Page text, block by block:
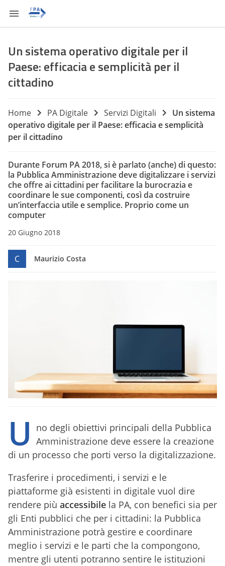
Un sistema operativo digitale per il
Paese: efficacia e semplicità per il
cittadino
Home PA Digitale Servizi Digitali
Un sistema
operativo digitale per il Paese: efficacia e semplicità
per il cittadino
Durante Forum PA 2018, si è parlato (anche) di questo:
la Pubblica Amministrazione deve digitalizzare i servizi
che offre ai cittadini per facilitare la burocrazia e
coordinare le sue componenti, così da costruire
un’interfaccia utile e semplice. Proprio come un
computer
20 Giugno 2018
C Maurizio Costa
U
no degli obiettivi principali della Pubblica
Amministrazione deve essere la creazione
di un processo che porti verso la digitalizzazione.
Trasferire i procedimenti, i servizi e le
piattaforme già esistenti in digitale vuol dire
rendere più accessibile la PA, con benefici sia per
gli Enti pubblici che per i cittadini: la Pubblica
Amministrazione potrà gestire e coordinare
meglio i servizi e le parti che la compongono,
mentre gli utenti potranno sentire le istituzioni